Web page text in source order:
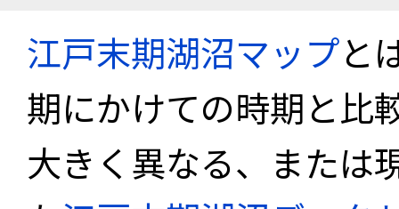
江戸末期湖沼マップと
期にかけての時期と比
大きく異なる、または